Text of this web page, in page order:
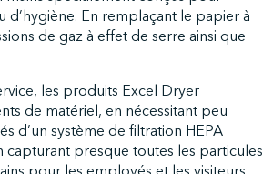
d’hygiène. En remplaçant le papier à
de gaz à effet de serre ainsi que
les produits Excel Dryer
de matériel, en nécessitant peu
d’un système de filtration HEPA
capturant presque toutes les particules